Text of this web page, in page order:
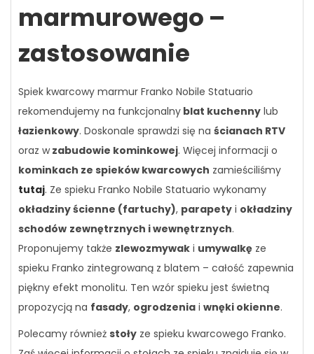
marmurowego –
zastosowanie
Spiek kwarcowy marmur Franko Nobile Statuario
rekomendujemy na funkcjonalny blat kuchenny lub
łazienkowy. Doskonale sprawdzi się na ścianach RTV
oraz wzabudowie kominkowej. Więcej informacji o
kominkach ze spieków kwarcowych zamieściliśmy
tutaj. Ze spieku Franko Nobile Statuario wykonamy
okładziny ścienne (fartuchy), parapety i okładziny
schodów zewnętrznych i wewnętrznych.
Proponujemy także zlewozmywak i umywalkę ze
spieku Franko zintegrowaną z blatem – całość zapewnia
piękny efekt monolitu. Ten wzór spieku jest świetną
propozycją na fasady, ogrodzenia i wnęki okienne.
Polecamy również stoły ze spieku kwarcowego Franko.